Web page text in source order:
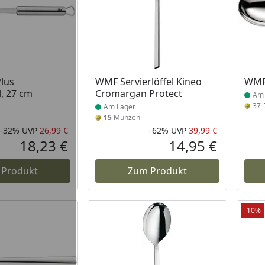
27 cm
Rabatt in Prozent
-32%
Ursprünglicher Preis
UVP 26,99 €
Aktueller Preis
18,23 €
WMF Servierlöffel Kineo
Cromargan Protect
Produkt am Lager
Am Lager
15 Münzen
Rabatt in
-62% UVP 39,99 €
Aktueller
14,95 €
Zum Produkt
37
-10%